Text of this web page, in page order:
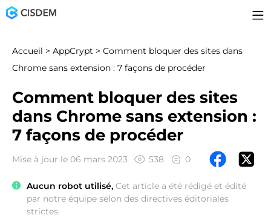
Accueil > AppCrypt > Comment bloquer des sites dans
Chrome sans extension : 7 façons de procéder
Comment bloquer des sites
dans Chrome sans extension :
7 façons de procéder
Mise à jour le 06 mars 2023 538 0
Aucun robot utilisé, Cet article a été rédigé et édité
par notre équipe selon des directives éditoriales
strictes.